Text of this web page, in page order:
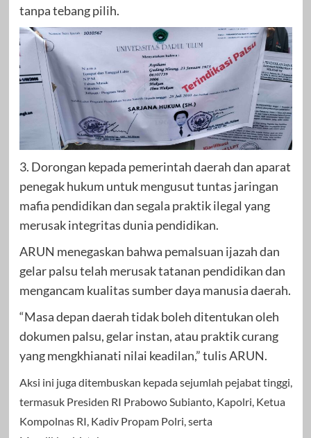
tanpa tebang pilih.
3. Dorongan kepada pemerintah daerah dan aparat
penegak hukum untuk mengusut tuntas jaringan
mafia pendidikan dan segala praktik ilegal yang
merusak integritas dunia pendidikan.
ARUN menegaskan bahwa pemalsuan ijazah dan
gelar palsu telah merusak tatanan pendidikan dan
mengancam kualitas sumber daya manusia daerah.
“Masa depan daerah tidak boleh ditentukan oleh
dokumen palsu, gelar instan, atau praktik curang
yang mengkhianati nilai keadilan,” tulis ARUN.
Aksi ini juga ditembuskan kepada sejumlah pejabat tinggi,
termasuk Presiden RI Prabowo Subianto, Kapolri, Ketua
Kompolnas RI, Kadiv Propam Polri, serta